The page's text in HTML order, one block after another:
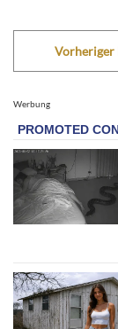
Vorheriger
Werbung